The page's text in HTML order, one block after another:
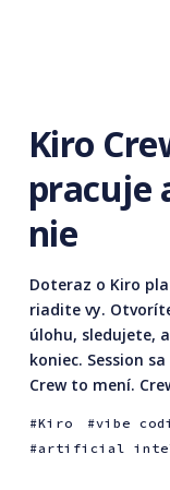
Kiro
pracuje
nie
Doteraz o Kiro
riadite vy.
úlohu, sledujete,
koniec. Session sa
Crew
Kiro vibe
artificial